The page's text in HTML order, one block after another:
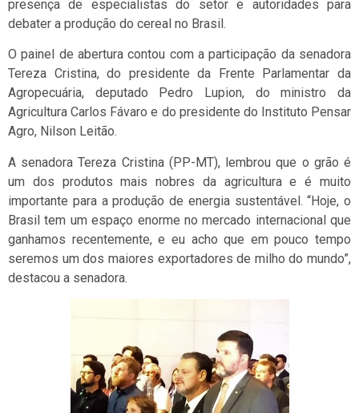
presença de especialistas do setor e autoridades para
debater a produção do cereal no Brasil.
O painel de abertura contou com a participação da senadora
Tereza Cristina, do presidente da Frente Parlamentar da
Agropecuária, deputado Pedro Lupion, do ministro da
Agricultura Carlos Fávaro e do presidente do Instituto Pensar
Agro, Nilson Leitão.
A senadora Tereza Cristina (PP-MT), lembrou que o grão é
um dos produtos mais nobres da agricultura e é muito
importante para a produção de energia sustentável. “Hoje, o
Brasil tem um espaço enorme no mercado internacional que
ganhamos recentemente, e eu acho que em pouco tempo
seremos um dos maiores exportadores de milho do mundo”,
destacou a senadora.